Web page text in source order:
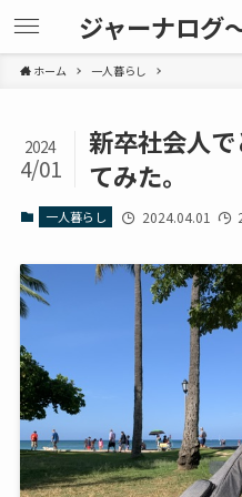
ジャーナログ
ホーム 一人暮らし
新卒社会人
てみた。
2024
4/01
一人暮らし 2024.04.01